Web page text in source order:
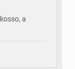
a